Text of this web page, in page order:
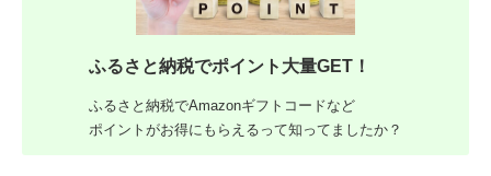
ふるさと納税でポイント大量GET！
ふるさと納税でAmazonギフトコードなど
ポイントがお得にもらえるって知ってましたか？